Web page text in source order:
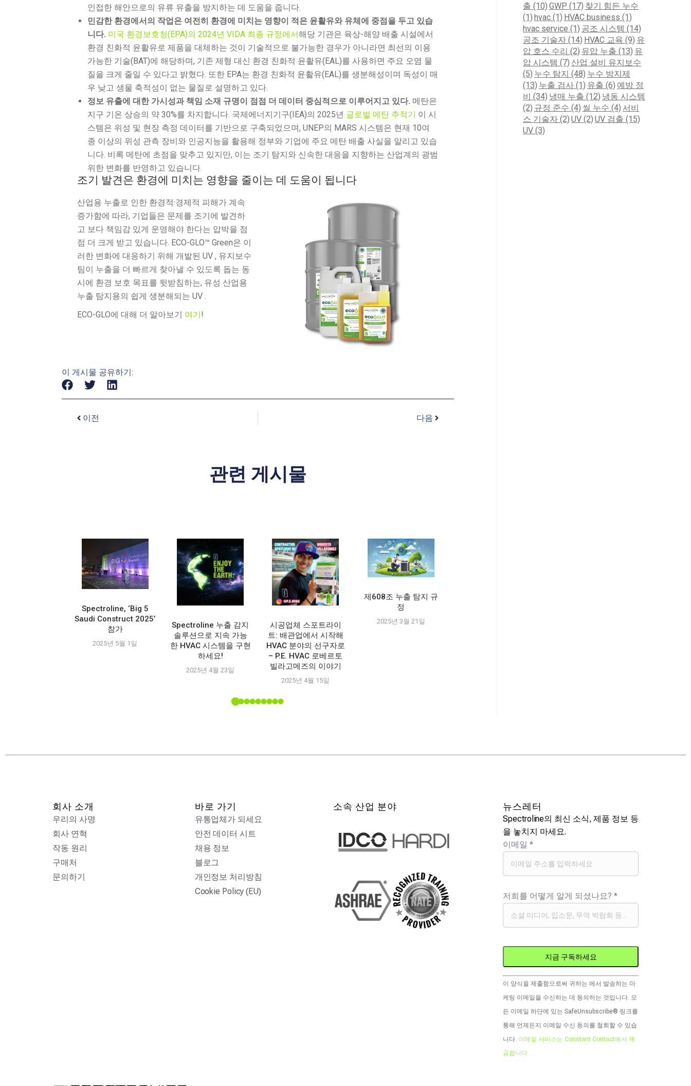
인접한 해안으로의 유류 유출을 방지하는 데 도움을 줍니다.
민감한 환경에서의 작업은 여전히 환경에 미치는 영향이 적은 윤활유와 유체에 중점을 두고 있습
니다. 미국 환경보호청(EPA)의 2024년 VIDA 최종 규정에서해당 기관은 육상-해양 배출 시설에서
환경 친화적 윤활유로 제품을 대체하는 것이 기술적으로 불가능한 경우가 아니라면 최선의 이용
가능한 기술(BAT)에 해당하며, 기존 제형 대신 환경 친화적 윤활유(EAL)를 사용하면 주요 오염 물
질을 크게 줄일 수 있다고 밝혔다. 또한 EPA는 환경 친화적 윤활유(EAL)를 생분해성이며 독성이 매
우 낮고 생물 축적성이 없는 물질로 설명하고 있다.
정보 유출에 대한 가시성과 책임 소재 규명이 점점 더 데이터 중심적으로 이루어지고 있다. 메탄은
지구 기온 상승의 약 30%를 차지합니다. 국제에너지기구(IEA)의 2025년 글로벌 메탄 추적기 이 시
스템은 위성 및 현장 측정 데이터를 기반으로 구축되었으며, UNEP의 MARS 시스템은 현재 10여
종 이상의 위성 관측 장비와 인공지능을 활용해 정부와 기업에 주요 메탄 배출 사실을 알리고 있습
니다. 비록 메탄에 초점을 맞추고 있지만, 이는 조기 탐지와 신속한 대응을 지향하는 산업계의 광범
위한 변화를 반영하고 있습니다.
조기 발견은 환경에 미치는 영향을 줄이는 데 도움이 됩니다
산업용 누출로 인한 환경적·경제적 피해가 계속
증가함에 따라, 기업들은 문제를 조기에 발견하
고 보다 책임감 있게 운영해야 한다는 압박을 점
점 더 크게 받고 있습니다. ECO-GLO™ Green은 이
러한 변화에 대응하기 위해 개발된 UV , 유지보수
팀이 누출을 더 빠르게 찾아낼 수 있도록 돕는 동
시에 환경 보호 목표를 뒷받침하는, 유성 산업용
누출 탐지용의 쉽게 생분해되는 UV .
ECO-GLO에 대해 더 알아보기 여기!
이 게시물 공유하기:
이전 다음
관련 게시물
Spectroline, ‘Big 5
Saudi Construct 2025’
참가
2025년 5월 1일
Spectroline 누출 감지
솔루션으로 지속 가능
한 HVAC 시스템을 구현
하세요!
2025년 4월 23일
시공업체 스포트라이
트: 배관업에서 시작해
HVAC 분야의 선구자로
– P.E. HVAC 로베르토
빌라고메즈의 이야기
2025년 4월 15일
제608조 누출 탐지 규
정
2025년 3월 21일
출 (10) GWP (17) 찾기 힘든 누수
(1) hvac (1) HVAC business (1)
hvac service (1) 공조 시스템 (14)
공조 기술자 (14) HVAC 교육 (9) 유
압 호스 수리 (2) 유압 누출 (13) 유
압 시스템 (7) 산업 설비 유지보수
(5) 누수 탐지 (48) 누수 방지제
(13) 누출 검사 (1) 유출 (6) 예방 정
비 (34) 냉매 누출 (12) 냉동 시스템
(2) 규정 준수 (4) 씰 누수 (4) 서비
스 기술자 (2) UV (2) UV 검출 (15)
UV (3)
회사 소개
우리의 사명
회사 연혁
작동 원리
구매처
문의하기
바로 가기
유통업체가 되세요
안전 데이터 시트
채용 정보
블로그
개인정보 처리방침
Cookie Policy (EU)
소속 산업 분야 뉴스레터
Spectroline의 최신 소식, 제품 정보 등
을 놓치지 마세요.
이메일*
저희를 어떻게 알게 되셨나요?*
Constant
Contact
사
용.
이
필
이 양식을 제출함으로써 귀하는 에서 발송하는 마
케팅 이메일을 수신하는 데 동의하는 것입니다. 모
든 이메일 하단에 있는 SafeUnsubscribe® 링크를
통해 언제든지 이메일 수신 동의를 철회할 수 있습
니다. 이메일 서비스는 Constant Contact에서 제
공합니다.